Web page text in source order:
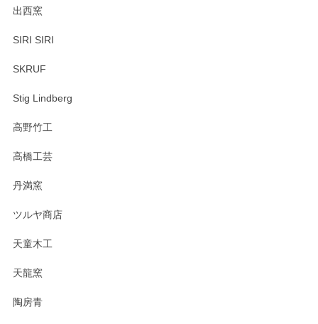
出西窯
SIRI SIRI
SKRUF
Stig Lindberg
高野竹工
高橋工芸
丹満窯
ツルヤ商店
天童木工
天龍窯
陶房青